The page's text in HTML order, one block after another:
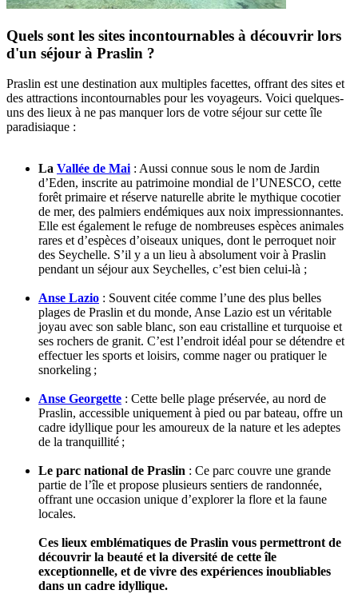
Quels sont les sites incontournables à découvrir lors
d'un séjour à Praslin ?
Praslin est une destination aux multiples facettes, offrant des sites et
des attractions incontournables pour les voyageurs. Voici quelques-
uns des lieux à ne pas manquer lors de votre séjour sur cette île
paradisiaque :
La Vallée de Mai : Aussi connue sous le nom de Jardin
d’Eden, inscrite au patrimoine mondial de l’UNESCO, cette
forêt primaire et réserve naturelle abrite le mythique cocotier
de mer, des palmiers endémiques aux noix impressionnantes.
Elle est également le refuge de nombreuses espèces animales
rares et d’espèces d’oiseaux uniques, dont le perroquet noir
des Seychelle. S’il y a un lieu à absolument voir à Praslin
pendant un séjour aux Seychelles, c’est bien celui-là ;
Anse Lazio : Souvent citée comme l’une des plus belles
plages de Praslin et du monde, Anse Lazio est un véritable
joyau avec son sable blanc, son eau cristalline et turquoise et
ses rochers de granit. C’est l’endroit idéal pour se détendre et
effectuer les sports et loisirs, comme nager ou pratiquer le
snorkeling ;
Anse Georgette : Cette belle plage préservée, au nord de
Praslin, accessible uniquement à pied ou par bateau, offre un
cadre idyllique pour les amoureux de la nature et les adeptes
de la tranquillité ;
Le parc national de Praslin : Ce parc couvre une grande
partie de l’île et propose plusieurs sentiers de randonnée,
offrant une occasion unique d’explorer la flore et la faune
locales.
Ces lieux emblématiques de Praslin vous permettront de
découvrir la beauté et la diversité de cette île
exceptionnelle, et de vivre des expériences inoubliables
dans un cadre idyllique.